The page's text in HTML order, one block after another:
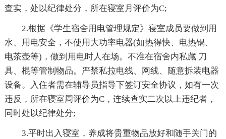
查实，处以纪律处分，所在寝室月评价为C;
2.根据《学生宿舍用电管理规定》寝室成员要做到用
水、用电安全，不使用大功率电器(如热得快、电热锅、
电茶壶等)，做到用电时人在场。不准在宿舍内私藏 刀
具、棍等管制物品。严禁私拉电线、网线、随意拆装电器
设备。入住者需在辅导员指导下签订安全协议，如有一次
违反，所在寝室周评价为C，连续查实二次以上违纪者，
同时处以纪律处分;
3.平时出入寝室，养成将贵重物品放好和随手关门的